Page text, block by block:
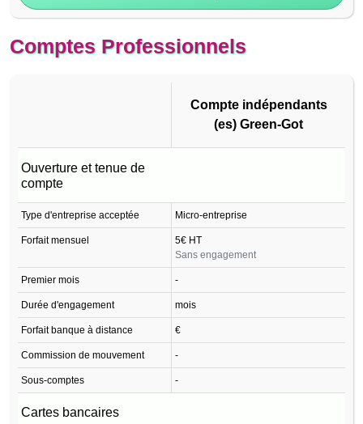
Comptes Professionnels
Compte indépendants
(es) Green-Got
Ouverture et tenue de
compte
Type d'entreprise acceptée Micro-entreprise
Forfait mensuel
5€ HT
Sans engagement
Premier mois -
Durée d'engagement mois
Forfait banque à distance €
Commission de mouvement -
Sous-comptes -
Cartes bancaires